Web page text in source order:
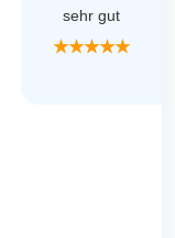
sehr gut
★★★★★